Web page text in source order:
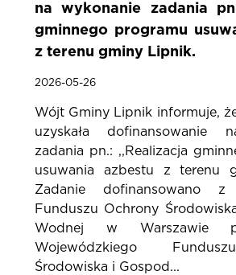
na wykonanie zadania
gminnego programu
z terenu gminy Lipnik.
2026-05-26
Wójt Gminy Lipnik informuje,
uzyskała dofinansowanie
zadania pn.: ,,Realizacja
usuwania azbestu z terenu
Zadanie dofinansowano z
Funduszu Ochrony
Wodnej w Warszawie
Wojewódzkiego
Środowiska i Gospod...